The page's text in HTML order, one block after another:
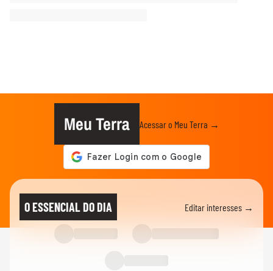
Meu Terra Acessar o Meu Terra →
O ESSENCIAL DO DIA Editar interesses →